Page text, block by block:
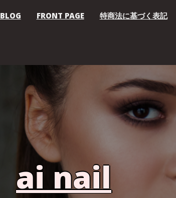
BLOG FRONT PAGE 特商法に基づく表記
ai nail